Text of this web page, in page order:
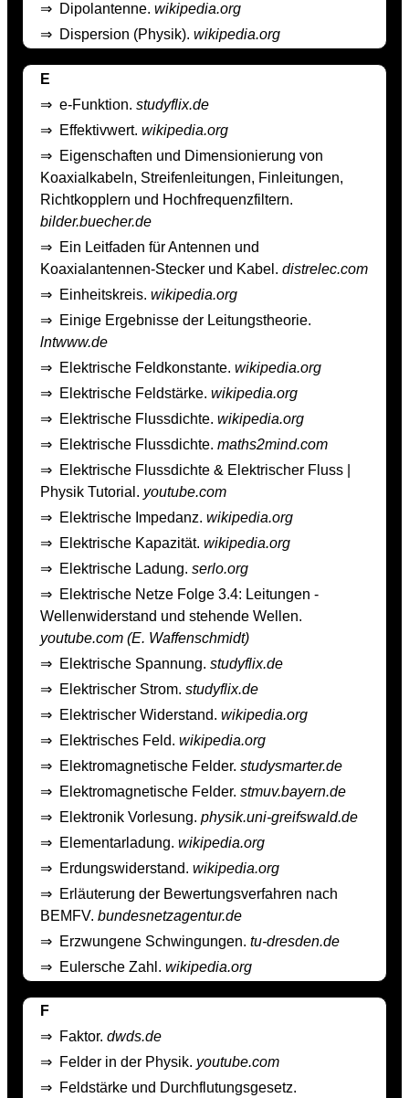
⇒ Dipolantenne. wikipedia.org
⇒ Dispersion (Physik). wikipedia.org
E
⇒ e-Funktion. studyflix.de
⇒ Effektivwert. wikipedia.org
⇒ Eigenschaften und Dimensionierung von
Koaxialkabeln, Streifenleitungen, Finleitungen,
Richtkopplern und Hochfrequenzfiltern.
bilder.buecher.de
⇒ Ein Leitfaden für Antennen und
Koaxialantennen-Stecker und Kabel. distrelec.com
⇒ Einheitskreis. wikipedia.org
⇒ Einige Ergebnisse der Leitungstheorie.
lntwww.de
⇒ Elektrische Feldkonstante. wikipedia.org
⇒ Elektrische Feldstärke. wikipedia.org
⇒ Elektrische Flussdichte. wikipedia.org
⇒ Elektrische Flussdichte. maths2mind.com
⇒ Elektrische Flussdichte & Elektrischer Fluss |
Physik Tutorial. youtube.com
⇒ Elektrische Impedanz. wikipedia.org
⇒ Elektrische Kapazität. wikipedia.org
⇒ Elektrische Ladung. serlo.org
⇒ Elektrische Netze Folge 3.4: Leitungen -
Wellenwiderstand und stehende Wellen.
youtube.com (E. Waffenschmidt)
⇒ Elektrische Spannung. studyflix.de
⇒ Elektrischer Strom. studyflix.de
⇒ Elektrischer Widerstand. wikipedia.org
⇒ Elektrisches Feld. wikipedia.org
⇒ Elektromagnetische Felder. studysmarter.de
⇒ Elektromagnetische Felder. stmuv.bayern.de
⇒ Elektronik Vorlesung. physik.uni-greifswald.de
⇒ Elementarladung. wikipedia.org
⇒ Erdungswiderstand. wikipedia.org
⇒ Erläuterung der Bewertungsverfahren nach
BEMFV. bundesnetzagentur.de
⇒ Erzwungene Schwingungen. tu-dresden.de
⇒ Eulersche Zahl. wikipedia.org
F
⇒ Faktor. dwds.de
⇒ Felder in der Physik. youtube.com
⇒ Feldstärke und Durchflutungsgesetz.